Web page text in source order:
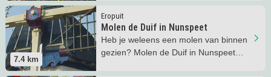
7.4 km
Eropuit
Molen de Duif in Nunspeet
Heb je weleens een molen van binnen
gezien? Molen de Duif in Nunspeet
Lees meer Molen de Duif in Nunspeet